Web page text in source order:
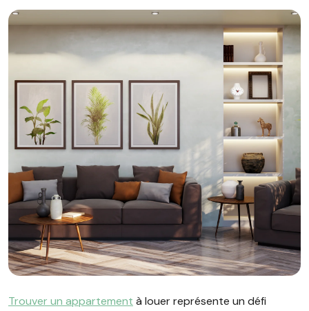
Trouver un appartement à louer représente un défi